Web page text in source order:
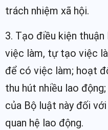
trách nhiệm xã hội.
3. Tạo điều kiện
việc làm, tự tạo việc
để có việc làm; hoạt
thu hút nhiều lao
của Bộ luật này đối
quan hệ lao động.